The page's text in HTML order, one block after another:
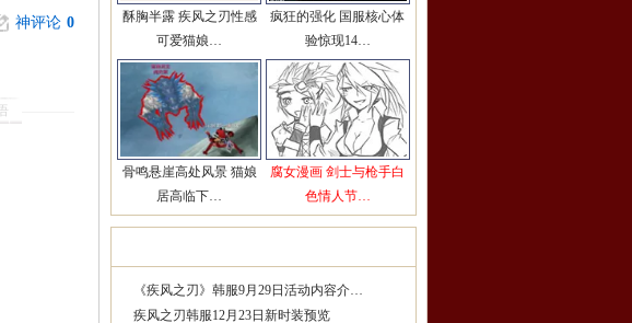
神评论 0
酥胸半露 疾风之刃性感
可爱猫娘…
疯狂的强化 国服核心体
验惊现14…
骨鸣悬崖高处风景 猫娘
居高临下…
腐女漫画 剑士与枪手白
色情人节…
《疾风之刃》韩服9月29日活动内容介…
疾风之刃韩服12月23日新时装预览